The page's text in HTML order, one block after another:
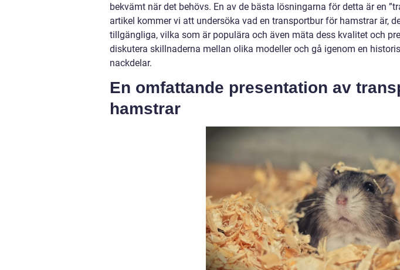
bekvämt när det behövs. En av de bästa lösningarna för detta är en
artikel kommer vi att undersöka vad en transportbur för hamstrar är,
tillgängliga, vilka som är populära och även mäta dess kvalitet och
diskutera skillnaderna mellan olika modeller och gå igenom en
nackdelar.
En omfattande presentation av
hamstrar